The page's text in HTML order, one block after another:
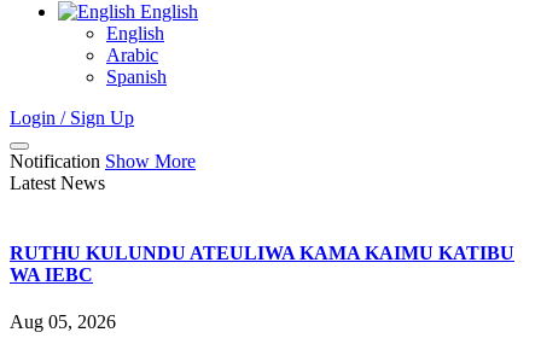
English
English
Arabic
Spanish
Login / Sign Up
Notification Show More
Latest News
RUTHU KULUNDU ATEULIWA KAMA KAIMU KATIBU
WA IEBC
Aug 05, 2026